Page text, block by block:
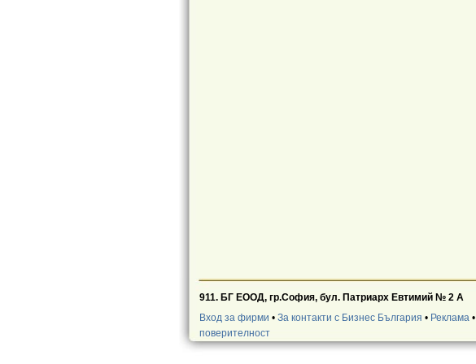
911. БГ ЕООД, гр.София, бул. Патриарх Евтимий № 2 А
Вход за фирми • За контакти с Бизнес България • Реклама•
поверителност